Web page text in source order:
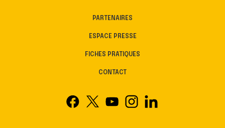
PARTENAIRES
ESPACE PRESSE
FICHES PRATIQUES
CONTACT